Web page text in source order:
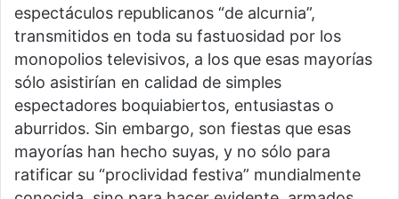
espectáculos republicanos “de alcurnia”,
transmitidos en toda su fastuosidad por los
monopolios televisivos, a los que esas mayorías
sólo asistirían en calidad de simples
espectadores boquiabiertos, entusiastas o
aburridos. Sin embargo, son fiestas que esas
mayorías han hecho suyas, y no sólo para
ratificar su “proclividad festiva” mundialmente